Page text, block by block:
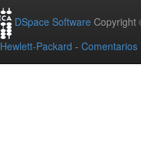
DSpace Software Copyright
Hewlett-Packard - Comentarios